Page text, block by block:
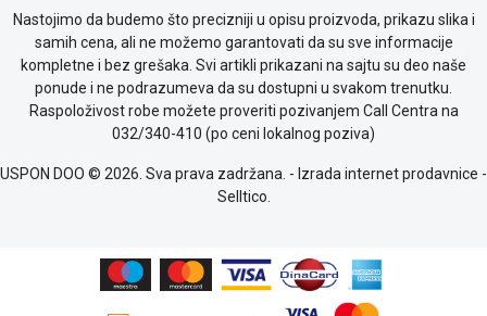
Nastojimo da budemo što precizniji u opisu proizvoda, prikazu slika i
samih cena, ali ne možemo garantovati da su sve informacije
kompletne i bez grešaka. Svi artikli prikazani na sajtu su deo naše
ponude i ne podrazumeva da su dostupni u svakom trenutku.
Raspoloživost robe možete proveriti pozivanjem Call Centra na
032/340-410 (po ceni lokalnog poziva)
USPON DOO © 2026. Sva prava zadržana. - Izrada internet prodavnice -
Selltico.